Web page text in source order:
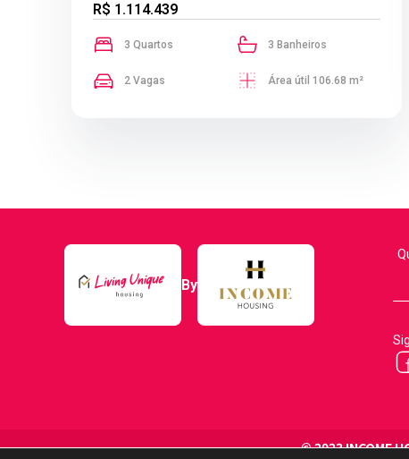
R$ 1.114.439
3 Quartos 3 Banheiros
2 Vagas Área útil 106.68 m²
By
© 2023 INCOME